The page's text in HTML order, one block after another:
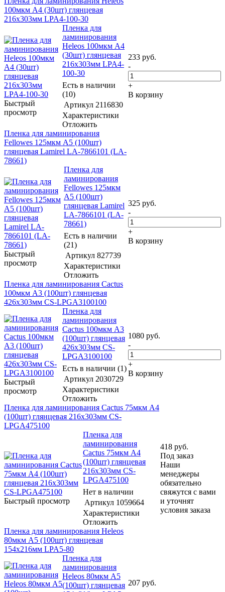
100мкм A4 (30шт) глянцевая
216x303мм LPA4-100-30
Быстрый
просмотр
Пленка для
ламинирования
Heleos 100мкм A4
(30шт) глянцевая
216x303мм LPA4-
100-30
Есть в наличии
(10)
Артикул 2116830
Характеристики
Отложить
233 руб.
-
+
В корзину
Пленка для ламинирования
Fellowes 125мкм A5 (100шт)
глянцевая Lamirel LA-7866101 (LA-
78661)
Быстрый
просмотр
Пленка для
ламинирования
Fellowes 125мкм
A5 (100шт)
глянцевая Lamirel
LA-7866101 (LA-
78661)
Есть в наличии
(21)
Артикул 827739
Характеристики
Отложить
325 руб.
-
+
В корзину
Пленка для ламинирования Cactus
100мкм A3 (100шт) глянцевая
426x303мм CS-LPGA3100100
Быстрый
просмотр
Пленка для
ламинирования
Cactus 100мкм A3
(100шт) глянцевая
426x303мм CS-
LPGA3100100
Есть в наличии (1)
Артикул 2030729
Характеристики
Отложить
1080 руб.
-
+
В корзину
Пленка для ламинирования Cactus 75мкм A4
(100шт) глянцевая 216x303мм CS-
LPGA475100
Быстрый просмотр
Пленка для
ламинирования
Cactus 75мкм A4
(100шт) глянцевая
216x303мм CS-
LPGA475100
Нет в наличии
Артикул 1059664
Характеристики
Отложить
418 руб.
Под заказ
Наши
менеджеры
обязательно
свяжутся с вами
и уточнят
условия заказа
Пленка для ламинирования Heleos
80мкм A5 (100шт) глянцевая
154x216мм LPA5-80
Пленка для
ламинирования
Heleos 80мкм A5
(100шт) глянцевая 207 руб.